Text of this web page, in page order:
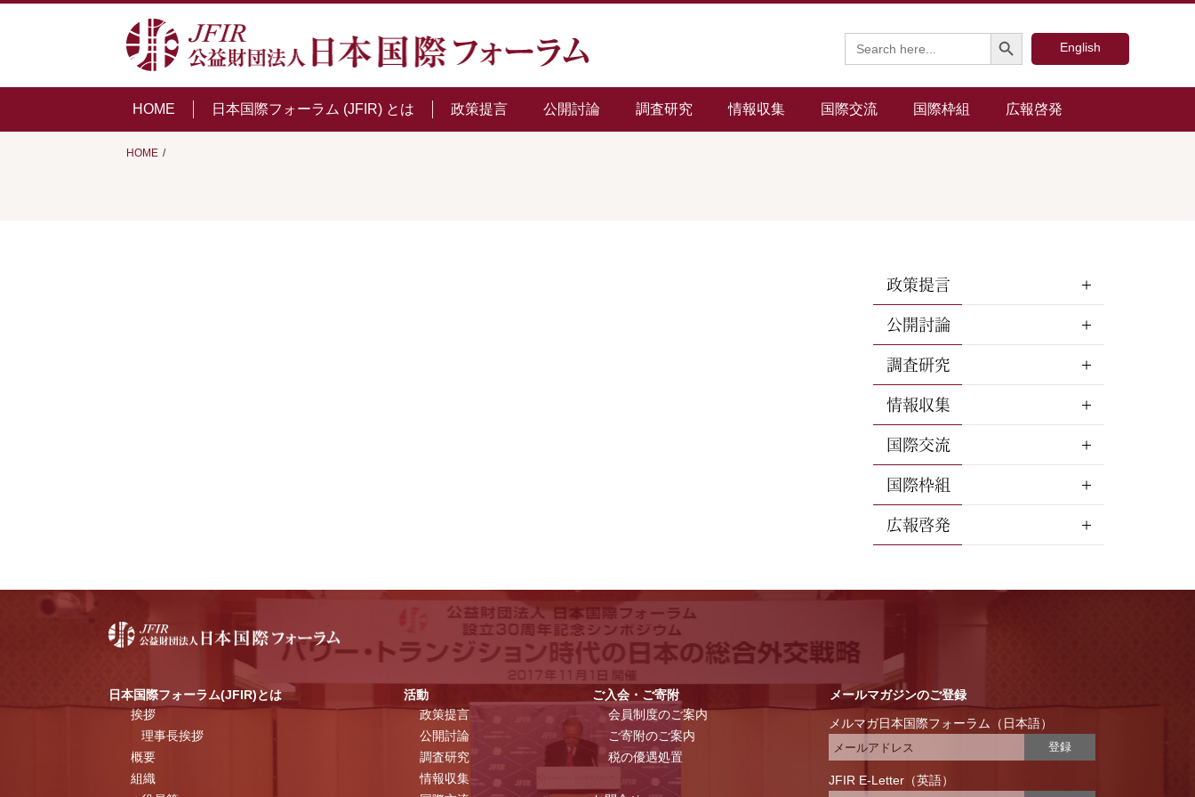
Search
for:
Search Button
English
HOME 日本国際フォーラム (JFIR) とは 政策提言 公開討論 調査研究 情報収集 国際交流 国際枠組 広報啓発
HOME
政策提言
公開討論
調査研究
情報収集
国際交流
国際枠組
広報啓発
日本国際フォーラム(JFIR)とは
挨拶
理事長挨拶
概要
組織
活動
政策提言
公開討論
調査研究
情報収集
ご入会・ご寄附
会員制度のご案内
ご寄附のご案内
税の優遇処置
メールマガジンのご登録
メルマガ日本国際フォーラム（日本語）
登録
JFIR E-Letter（英語）